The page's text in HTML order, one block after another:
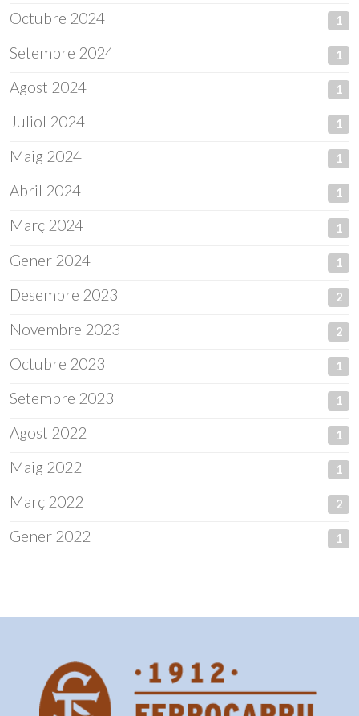
Octubre 2024 1
Setembre 2024 1
Agost 2024 1
Juliol 2024 1
Maig 2024 1
Abril 2024 1
Març 2024 1
Gener 2024 1
Desembre 2023 2
Novembre 2023 2
Octubre 2023 1
Setembre 2023 1
Agost 2022 1
Maig 2022 1
Març 2022 2
Gener 2022 1